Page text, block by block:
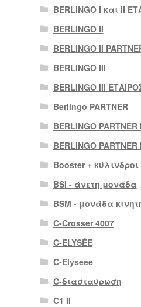
BERLINGO I και II
BERLINGO II
BERLINGO II
BERLINGO III
BERLINGO III
Berlingo PARTNER
BERLINGO PARTNER
BERLINGO PARTNER
Booster +
BSI - άνετη μονάδα
BSM - μονάδα
C-Crosser 4007
C-ELYSÉE
C-Elyseee
C-διασταύρωση
C1 II